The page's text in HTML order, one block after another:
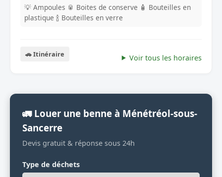
💡 Ampoules 🥫 Boites de conserve 🧴 Bouteilles en
plastique 🍾 Bouteilles en verre
🚗 Itinéraire Voir tous les horaires
🚛 Louer une benne à Ménétréol-sous-
Sancerre
Devis gratuit & réponse sous 24h
Type de déchets